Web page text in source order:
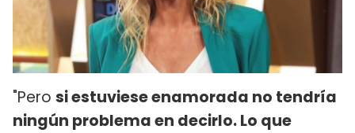
"Pero si estuviese enamorada no tendría
ningún problema en decirlo. Lo que